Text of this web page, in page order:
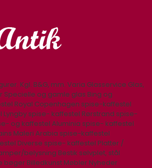
Kgl. B&G, mm. Varia Glasservice Glas,
Specielle og gamle glas Bing og
Royal Copenhagen spise-kaffestel
Lyngby spise- kaffestel Rørstrand spise-
og kaffestel Aluminia spise- kaffestel
Maleri Arabia spise-kaffestel
Diverse spise- kaffestel Platter /
belysning Bestik sølvplet, stål
bøger Billedkunst Møbler Nyheder